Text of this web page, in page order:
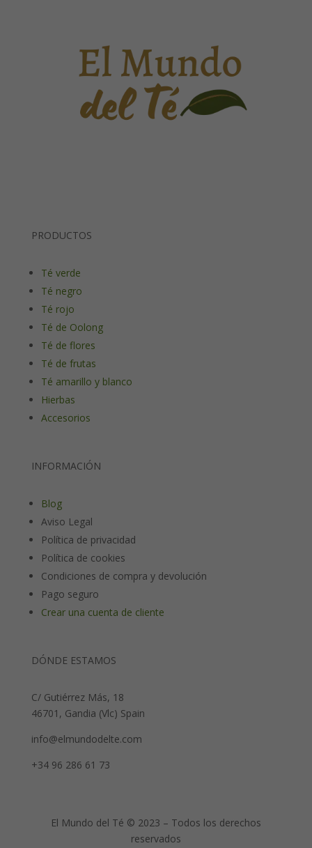
PRODUCTOS
Té verde
Té negro
Té rojo
Té de Oolong
Té de flores
Té de frutas
Té amarillo y blanco
Hierbas
Accesorios
INFORMACIÓN
Blog
Aviso Legal
Política de privacidad
Política de cookies
Condiciones de compra y devolución
Pago seguro
Crear una cuenta de cliente
DÓNDE ESTAMOS
C/ Gutiérrez Más, 18
46701, Gandia (Vlc) Spain
info@elmundodelte.com
+34 96 286 61 73
El Mundo del Té © 2023 – Todos los derechos
reservados